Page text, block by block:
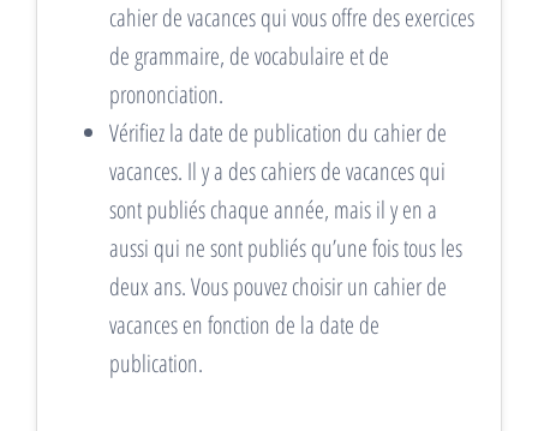
cahier de vacances qui vous offre des exercices
de grammaire, de vocabulaire et de
prononciation.
Vérifiez la date de publication du cahier de
vacances. Il y a des cahiers de vacances qui
sont publiés chaque année, mais il y en a
aussi qui ne sont publiés qu’une fois tous les
deux ans. Vous pouvez choisir un cahier de
vacances en fonction de la date de
publication.